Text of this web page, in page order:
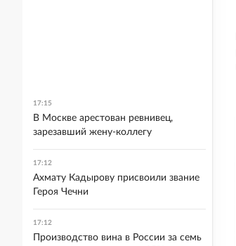
17:15
В Москве арестован ревнивец,
зарезавший жену-коллегу
17:12
Ахмату Кадырову присвоили звание
Героя Чечни
17:12
Производство вина в России за семь